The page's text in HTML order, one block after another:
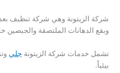
شركة الزيتونة وهي شركة تنظيف بعد
وبقع الدهانات الملتصقة والجبصين
تشمل خدمات شركة الزيتونةجلي
بيئياً.